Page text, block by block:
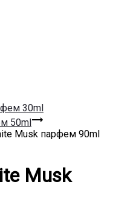
30ml
50ml
Musk парфем 90ml
Musk